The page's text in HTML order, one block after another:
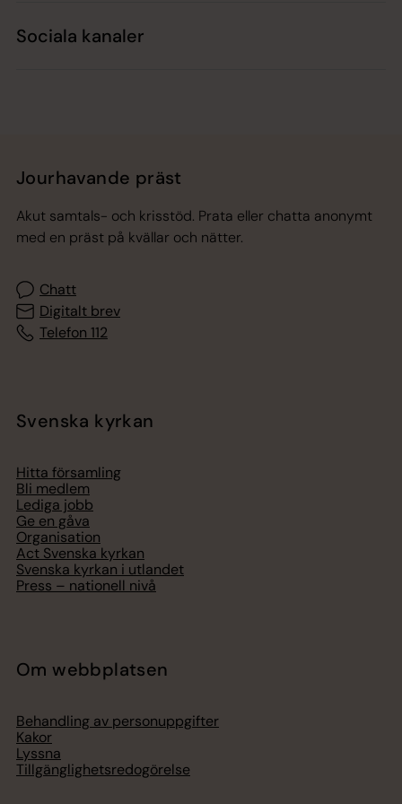
Sociala kanaler
Jourhavande präst
Akut samtals- och krisstöd. Prata eller chatta anonymt
med en präst på kvällar och nätter.
Chatt
Digitalt brev
Telefon 112
Svenska kyrkan
Hitta församling
Bli medlem
Lediga jobb
Ge en gåva
Organisation
Act Svenska kyrkan
Svenska kyrkan i utlandet
Press – nationell nivå
Om webbplatsen
Behandling av personuppgifter
Kakor
Lyssna
Tillgänglighetsredogörelse